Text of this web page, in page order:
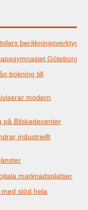
beräkningsverktyg
Göteborg
bokning till
modern
på Bilskadecenter
industriellt
marknadsplatser
stöd hela